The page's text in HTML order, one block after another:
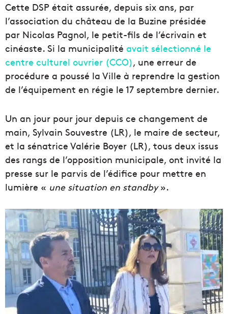
Cette DSP était assurée, depuis six ans, par
l’association du château de la Buzine présidée
par Nicolas Pagnol, le petit-fils de l’écrivain et
cinéaste. Si la municipalité avait sélectionné le
centre culturel ouvrier (CCO), une erreur de
procédure a poussé la Ville à reprendre la gestion
de l’équipement en régie le 17 septembre dernier.
Un an jour pour jour depuis ce changement de
main, Sylvain Souvestre (LR), le maire de secteur,
et la sénatrice Valérie Boyer (LR), tous deux issus
des rangs de l’opposition municipale, ont invité la
presse sur le parvis de l’édifice pour mettre en
lumière « une situation en standby».